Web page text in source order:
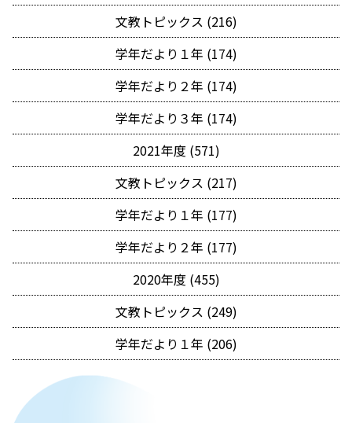
文教トピックス (216)
学年だより１年 (174)
学年だより２年 (174)
学年だより３年 (174)
2021年度 (571)
文教トピックス (217)
学年だより１年 (177)
学年だより２年 (177)
2020年度 (455)
文教トピックス (249)
学年だより１年 (206)